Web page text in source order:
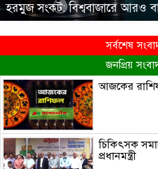
হরমুজ সংকট: বিশ্ববাজারে আরও
সর্বশেষ
জনপ্রিয়
আজকের
চিকিৎসক
প্রধানমন্ত্রী